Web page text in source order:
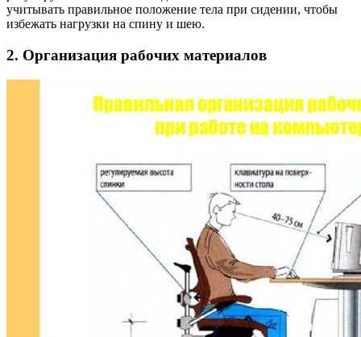
учитывать правильное положение тела при сидении, чтобы
избежать нагрузки на спину и шею.
2. Организация рабочих материалов